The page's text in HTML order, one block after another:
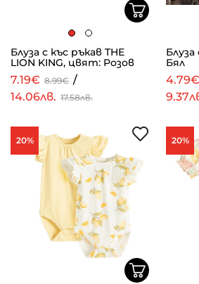
Блуза с къс ръкав THE
LION KING, цвят: Розов
7.19€ 8.99€ /
14.06лв. 17.58лв.
Бял
4.79€
20% 20%